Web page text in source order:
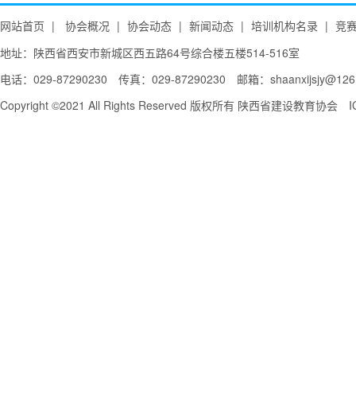
网站首页 | 协会概况 | 协会动态 | 新闻动态 | 培训机构名录 | 竞
地址：陕西省西安市新城区西五路64号综合楼五楼514-516室
电话：029-87290230 传真：029-87290230 邮箱：
Copyright ©2021 All Rights Reserved 版权所有 陕西省建设教育协会